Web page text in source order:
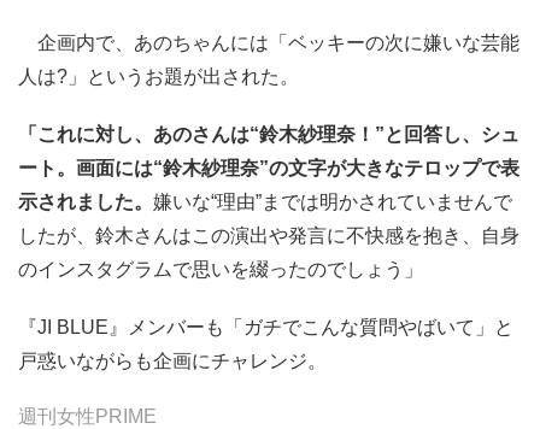
企画内で、あのちゃんには「ベッキーの次に嫌いな芸能
人は?」というお題が出された。
「これに対し、あのさんは“鈴木紗理奈！”と回答し、シュ
ート。画面には“鈴木紗理奈”の文字が大きなテロップで表
示されました。 嫌いな“理由”までは明かされていませんで
したが、鈴木さんはこの演出や発言に不快感を抱き、自身
のインスタグラムで思いを綴ったのでしょう」
『JI BLUE』メンバーも「ガチでこんな質問やばいて」と
戸惑いながらも企画にチャレンジ。
週刊女性PRIME